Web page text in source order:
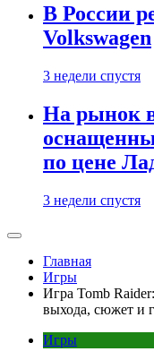
В России
Volkswagen
3 недели спустя
На рынок
по цене
3 недели спустя
Главная
Игры
Игра Tomb
выхода, сюжет и
Игры